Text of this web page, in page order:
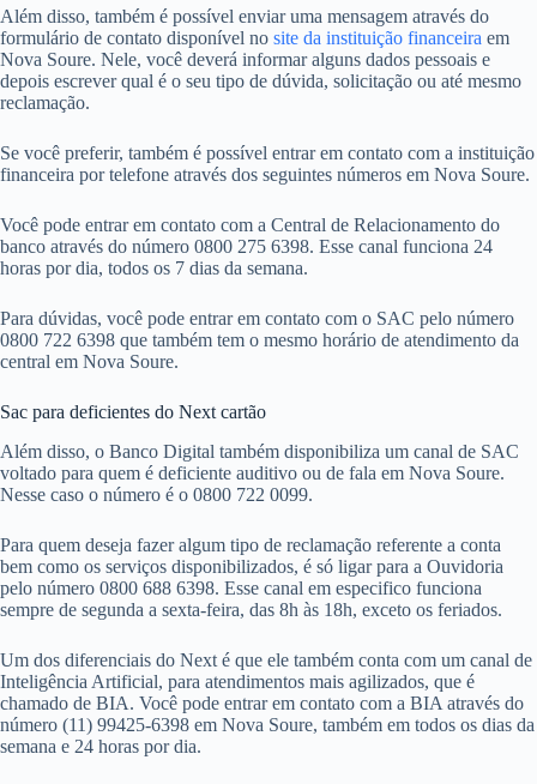
Além disso, também é possível enviar uma mensagem através do
formulário de contato disponível no site da instituição financeira em
Nova Soure. Nele, você deverá informar alguns dados pessoais e
depois escrever qual é o seu tipo de dúvida, solicitação ou até mesmo
reclamação.
Se você preferir, também é possível entrar em contato com a instituição
financeira por telefone através dos seguintes números em Nova Soure.
Você pode entrar em contato com a Central de Relacionamento do
banco através do número 0800 275 6398. Esse canal funciona 24
horas por dia, todos os 7 dias da semana.
Para dúvidas, você pode entrar em contato com o SAC pelo número
0800 722 6398 que também tem o mesmo horário de atendimento da
central em Nova Soure.
Sac para deficientes do Next cartão
Além disso, o Banco Digital também disponibiliza um canal de SAC
voltado para quem é deficiente auditivo ou de fala em Nova Soure.
Nesse caso o número é o 0800 722 0099.
Para quem deseja fazer algum tipo de reclamação referente a conta
bem como os serviços disponibilizados, é só ligar para a Ouvidoria
pelo número 0800 688 6398. Esse canal em especifico funciona
sempre de segunda a sexta-feira, das 8h às 18h, exceto os feriados.
Um dos diferenciais do Next é que ele também conta com um canal de
Inteligência Artificial, para atendimentos mais agilizados, que é
chamado de BIA. Você pode entrar em contato com a BIA através do
número (11) 99425-6398 em Nova Soure, também em todos os dias da
semana e 24 horas por dia.